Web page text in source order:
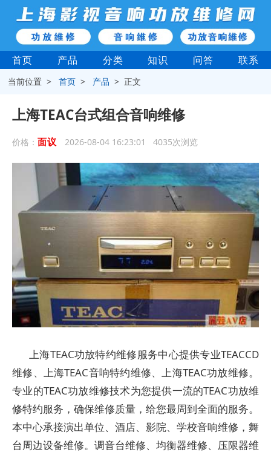
首页 产品 分类 知识 问答 联系
当前位置 >首页 > 产品 > 正文
上海TEAC台式组合音响维修
价格： 面议 2026-08-04 16:23:01 4035次浏览
上海TEAC功放特约维修服务中心提供专业TEACCD
维修、上海TEAC音响特约维修、上海TEAC功放维修。
专业的TEAC功放维修技术为您提供一流的TEAC功放维
修特约服务，确保维修质量，给您最周到全面的服务。
本中心承接演出单位、酒店、影院、学校音响维修，舞
台周边设备维修。调音台维修、均衡器维修、压限器维